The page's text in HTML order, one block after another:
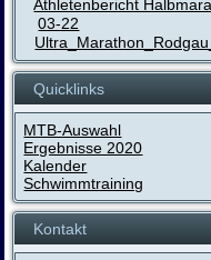
Athletenbericht
03-22
Quicklinks
MTB-Auswahl
Ergebnisse 2020
Kalender
Schwimmtraining
Kontakt